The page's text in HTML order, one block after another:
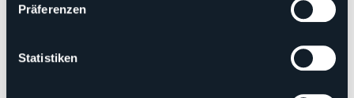
Präferenzen
Statistiken
Via Sempione, 76
28046 - MEINA (NO)